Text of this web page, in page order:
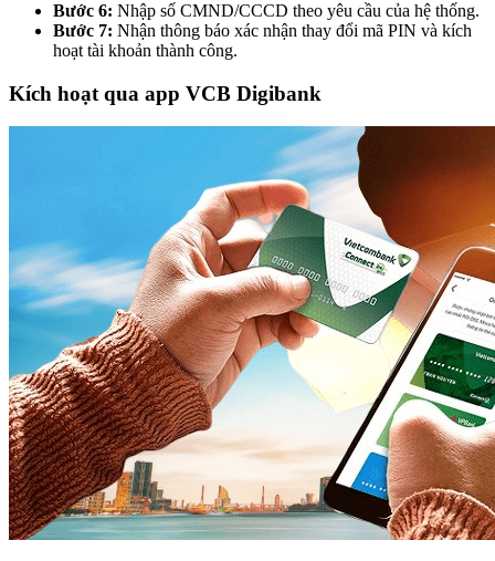
Bước 6: Nhập số CMND/CCCD theo yêu cầu của hệ thống.
Bước 7: Nhận thông báo xác nhận thay đổi mã PIN và kích
hoạt tài khoản thành công.
Kích hoạt qua app VCB Digibank